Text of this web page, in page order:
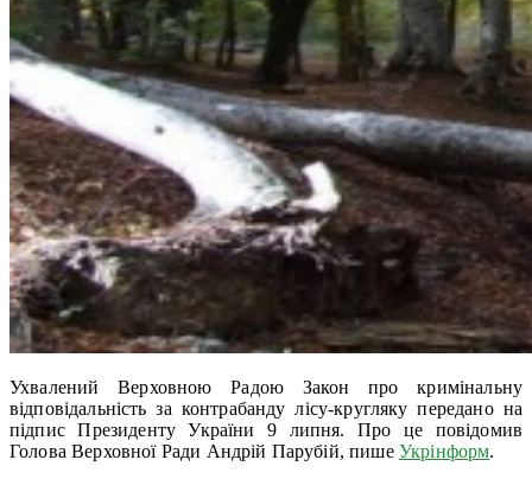
Ухвалений Верховною Радою Закон про кримінальну
відповідальність за контрабанду лісу-кругляку передано на
підпис Президенту України 9 липня. Про це повідомив
Голова Верховної Ради Андрій Парубій, пише Укрінформ.